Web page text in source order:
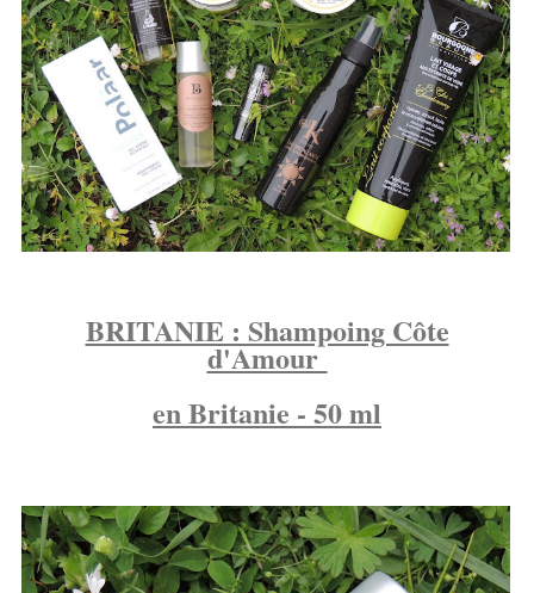
BRITANIE : Shampoing Côte
d'Amour
en Britanie - 50 ml